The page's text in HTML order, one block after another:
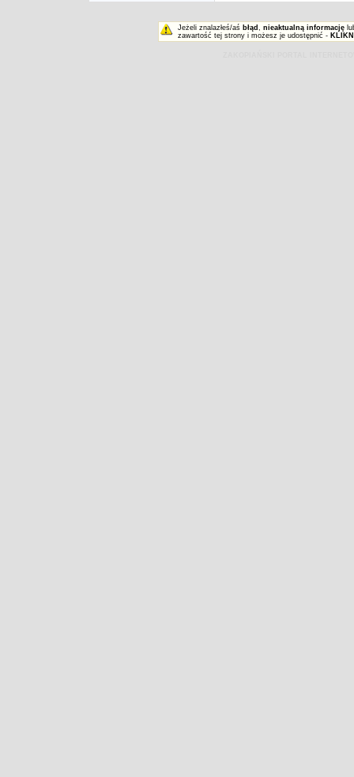
Jeżeli znalazłeś/aś błąd , nieaktualną informację
zawartość tej strony i możesz je udostępnić -